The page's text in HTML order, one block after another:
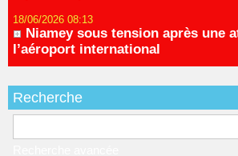
18/06/2026 08:13
Niamey sous tension après une
l’aéroport international
Recherche